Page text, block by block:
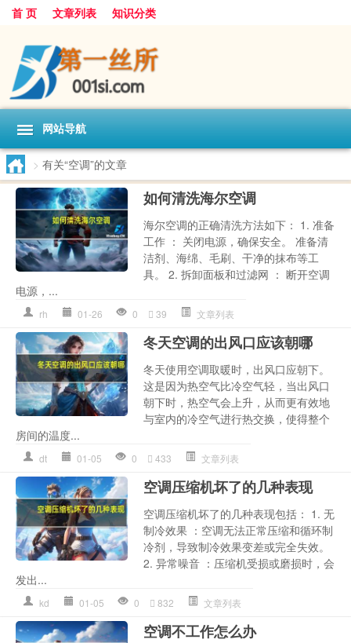
首 页 文章列表 知识分类
网站导航
> 有关“空调”的文章
如何清洗海尔空调
海尔空调的正确清洗方法如下： 1. 准备
工作 ： 关闭电源，确保安全。 准备清
洁剂、海绵、毛刷、干净的抹布等工
具。 2. 拆卸面板和过滤网 ： 断开空调
电源，...
rh 01-26 0 39 文章列表
冬天空调的出风口应该朝哪
冬天使用空调取暖时，出风口应朝下。
这是因为热空气比冷空气轻，当出风口
朝下时，热空气会上升，从而更有效地
与室内的冷空气进行热交换，使得整个
房间的温度...
dt 01-05 0 433 文章列表
空调压缩机坏了的几种表现
空调压缩机坏了的几种表现包括： 1. 无
制冷效果 ：空调无法正常压缩和循环制
冷剂，导致制冷效果变差或完全失效。
2. 异常噪音 ：压缩机受损或磨损时，会
发出...
kd 01-05 0 832 文章列表
空调不工作怎么办